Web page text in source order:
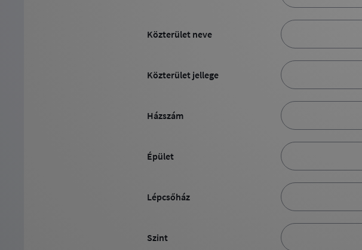
Közterület neve
Közterület jellege
Házszám
Épület
Lépcsőház
Szint